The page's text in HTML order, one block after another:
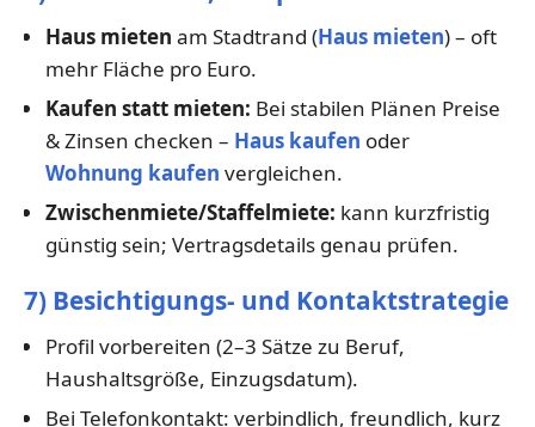
Haus mieten am Stadtrand (Haus mieten) – oft
mehr Fläche pro Euro.
Kaufen statt mieten: Bei stabilen Plänen Preise
& Zinsen checken – Haus kaufen oder
Wohnung kaufen vergleichen.
Zwischenmiete/Staffelmiete: kann kurzfristig
günstig sein; Vertragsdetails genau prüfen.
7) Besichtigungs- und Kontaktstrategie
Profil vorbereiten (2–3 Sätze zu Beruf,
Haushaltsgröße, Einzugsdatum).
Bei Telefonkontakt: verbindlich, freundlich, kurz